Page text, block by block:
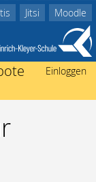
Jitsi Moodle
Einloggen